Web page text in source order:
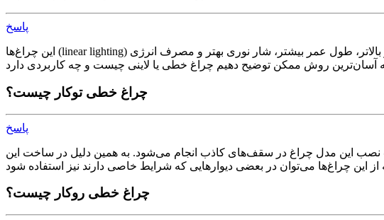
پاسخ
این چراغ‌ها (linear lighting) جزو مدرن‌ترین سیستم‌های روشنایی هستند که از لحاظ کارایی نسبت به سیستم‌های روشنایی قدیمی بازده نوری بسیار بالاتر، طول عمر بیشتر، شار نوری بهتر و مصرف انرژی
چراغ خطی توکار چیست؟
پاسخ
نصب این مدل چراغ در سقف‌های کاذب انجام می‌شود. به همین دلیل در ساخت این
چراغ خطی روکار چیست؟